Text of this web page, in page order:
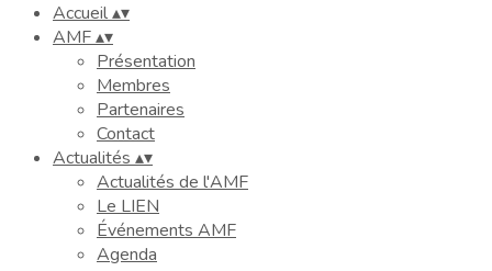
Accueil▴▾
AMF▴▾
Présentation
Membres
Partenaires
Contact
Actualités ▴▾
Actualités de l'AMF
Le LIEN
Événements AMF
Agenda